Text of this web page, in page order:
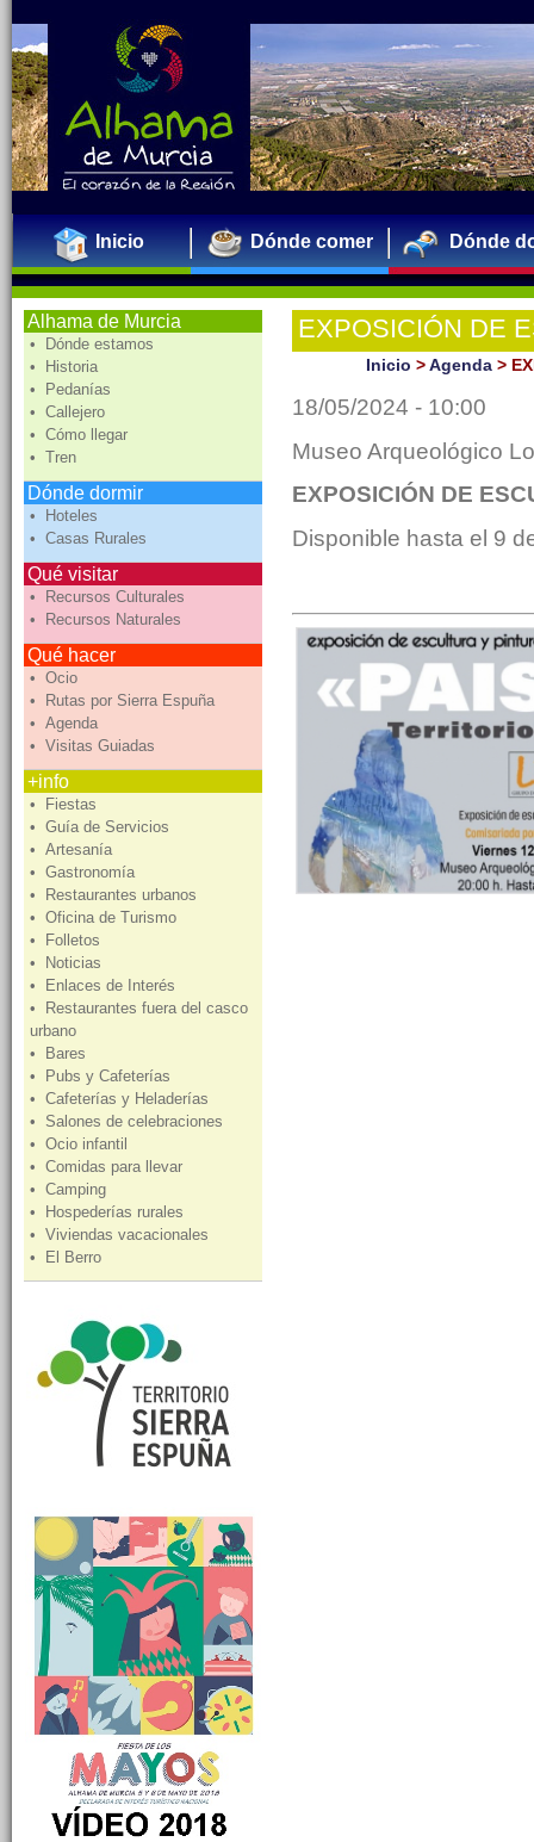
Inicio Dónde comer Dónde
Alhama de Murcia
• Dónde estamos
• Historia
• Pedanías
• Callejero
• Cómo llegar
• Tren
Dónde dormir
• Hoteles
• Casas Rurales
Qué visitar
• Recursos Culturales
• Recursos Naturales
Qué hacer
• Ocio
• Rutas por Sierra Espuña
• Agenda
• Visitas Guiadas
+info
• Fiestas
• Guía de Servicios
• Artesanía
• Gastronomía
• Restaurantes urbanos
• Oficina de Turismo
• Folletos
• Noticias
• Enlaces de Interés
• Restaurantes fuera del casco
urbano
• Bares
• Pubs y Cafeterías
• Cafeterías y Heladerías
• Salones de celebraciones
• Ocio infantil
• Comidas para llevar
• Camping
• Hospederías rurales
• Viviendas vacacionales
• El Berro
EXPOSICIÓN DE
"PAISAJE"
Inicio >Agenda >
18/05/2024 - 10:00
Museo Arqueológico
EXPOSICIÓN DE
Disponible hasta el 9